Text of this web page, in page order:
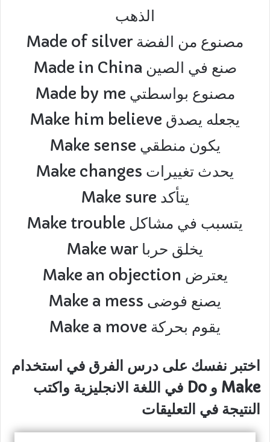
الذهب
Made of silver مصنوع من الفضة
Made in China صنع في الصين
Made by me مصنوع بواسطتي
Make him believe يجعله يصدق
Make sense يكون منطقي
Make changes يحدث تغييرات
Make sure يتأكد
Make trouble يتسبب في مشاكل
Make war يخلق حربا
Make an objection يعترض
Make a mess يصنع فوضى
Make a move يقوم بحركة
اختبر نفسك على درس الفرق في استخدام
Make و Do في اللغة الانجليزية واكتب
النتيجة في التعليقات